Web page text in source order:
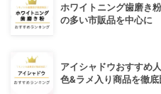
ホワイトニング歯磨き
の多い市販品を中心に
アイシャドウおすすめ
色&ラメ入り商品を徹底